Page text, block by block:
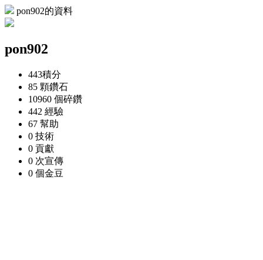
pon902的資料
pon902
443積分
85 顆鑽石
10960 個碎鑽
442 經驗
67 幫助
0 技術
0 貢獻
0 次宣傳
0 個金豆